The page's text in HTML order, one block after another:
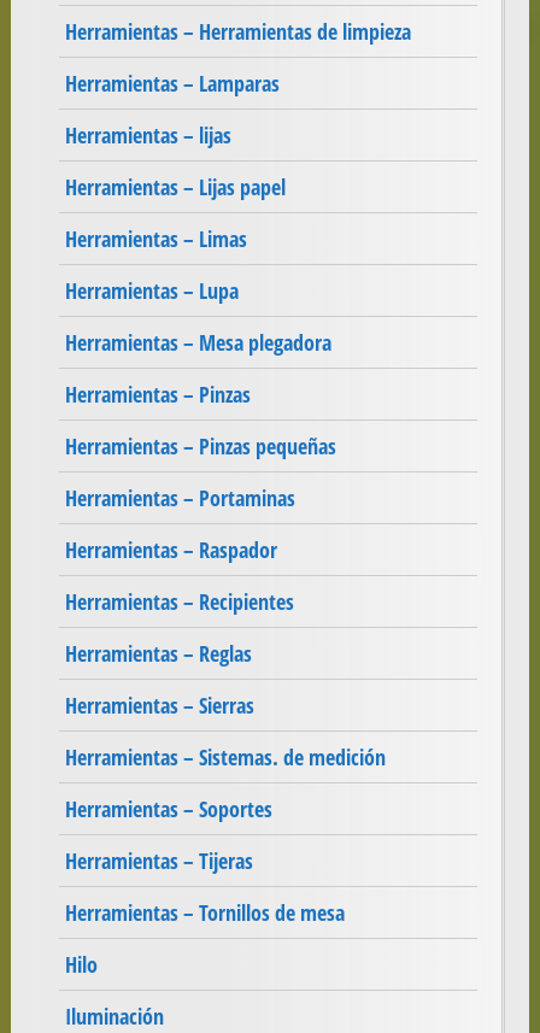
Herramientas – Herramientas de limpieza
Herramientas – Lamparas
Herramientas – lijas
Herramientas – Lijas papel
Herramientas – Limas
Herramientas – Lupa
Herramientas – Mesa plegadora
Herramientas – Pinzas
Herramientas – Pinzas pequeñas
Herramientas – Portaminas
Herramientas – Raspador
Herramientas – Recipientes
Herramientas – Reglas
Herramientas – Sierras
Herramientas – Sistemas. de medición
Herramientas – Soportes
Herramientas – Tijeras
Herramientas – Tornillos de mesa
Hilo
Iluminación